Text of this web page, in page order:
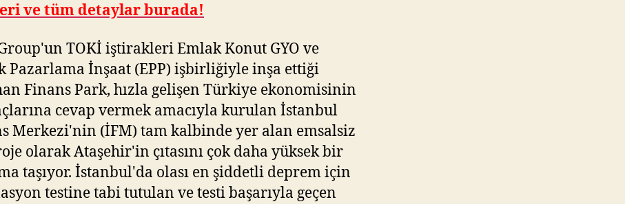
ve tüm detaylar burada!
TOKİ iştirakleri Emlak Konut GYO ve
Pazarlama İnşaat (EPP) işbirliğiyle inşa ettiği
Finans Park, hızla gelişen Türkiye ekonomisinin
cevap vermek amacıyla kurulan İstanbul
Merkezi'nin (İFM) tam kalbinde yer alan emsalsiz
olarak Ataşehir'in çıtasını çok daha yüksek bir
taşıyor. İstanbul'da olası en şiddetli deprem için
testine tabi tutulan ve testi başarıyla geçen